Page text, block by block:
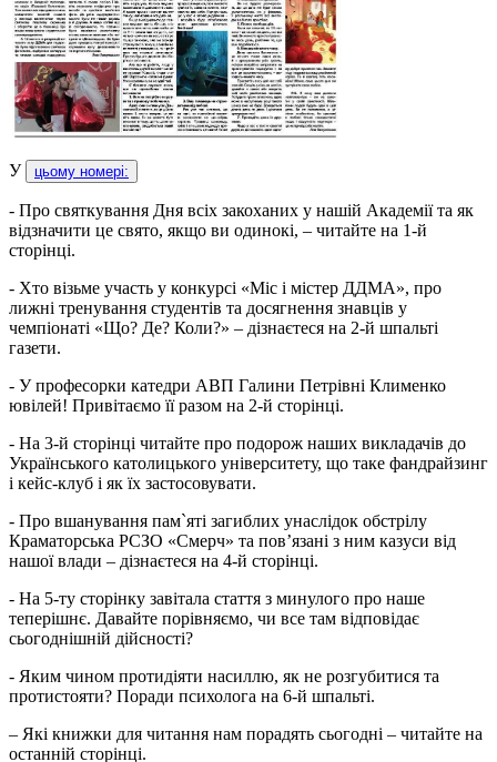
У цьому номері:
- Про святкування Дня всіх закоханих у нашій Академії та як
відзначити це свято, якщо ви одинокі, – читайте на 1-й
сторінці.
- Хто візьме участь у конкурсі «Міс і містер ДДМА», про
лижні тренування студентів та досягнення знавців у
чемпіонаті «Що? Де? Коли?» – дізнаєтеся на 2-й шпальті
газети.
- У професорки катедри АВП Галини Петрівні Клименко
ювілей! Привітаємо її разом на 2-й сторінці.
- На 3-й сторінці читайте про подорож наших викладачів до
Українського католицького університету, що таке фандрайзинг
і кейс-клуб і як їх застосовувати.
- Про вшанування пам`яті загиблих унаслідок обстрілу
Краматорська РСЗО «Смерч» та пов’язані з ним казуси від
нашої влади – дізнаєтеся на 4-й сторінці.
- На 5-ту сторінку завітала стаття з минулого про наше
теперішнє. Давайте порівняємо, чи все там відповідає
сьогоднішній дійсності?
- Яким чином протидіяти насиллю, як не розгубитися та
протистояти? Поради психолога на 6-й шпальті.
– Які книжки для читання нам порадять сьогодні – читайте на
останній сторінці.